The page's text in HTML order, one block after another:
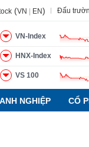
(VN EN) Đấu
VN-Index
HNX-Index
VS 100
NGHIỆP CỔ
khoán Lãnh